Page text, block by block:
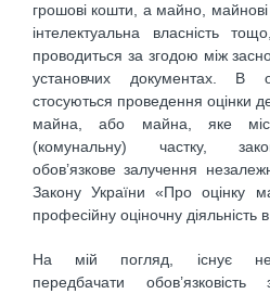
грошові кошти, а майно,
інтелектуальна власність
проводиться за згодою між
установчих документах. В
стосуються проведення оцінки
майна, або майна, яке
(комунальну) частку,
обов’язкове залучення
Закону України «Про оцінку
професійну оціночну діяльність
На мій погляд, існує
передбачати